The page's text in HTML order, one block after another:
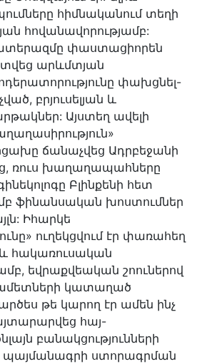
հիմնականում տեղի
հովանավորությամբ:
փաստացիորեն
տվեց արևմտյան
փախցնել-
բրյուսելյան և
Այստեղ ավելի
ճանաչվեց Ադրբեջանի
ռուս խաղաղապահները
Բլինքենի հետ
ֆինանսական խոստումներ
Իհարկե
ուղեկցվում էր փառահեղ
հակառուսական
եվրաքվեական շոուներով
կատաղած
թե կարող էր ամեն ինչ
հայ-
բանակցությունների
ստորագրման